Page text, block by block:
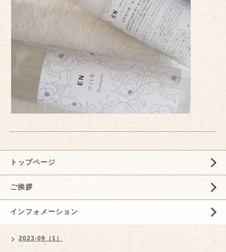
トップページ
ご挨拶
インフォメーション
2023-09（1）